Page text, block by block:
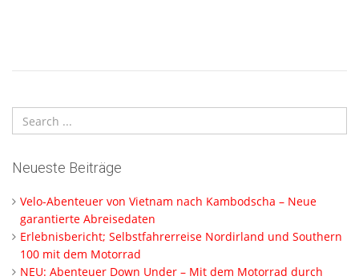
Neueste Beiträge
Velo-Abenteuer von Vietnam nach Kambodscha – Neue
garantierte Abreisedaten
Erlebnisbericht; Selbstfahrerreise Nordirland und Southern
100 mit dem Motorrad
NEU: Abenteuer Down Under – Mit dem Motorrad durch